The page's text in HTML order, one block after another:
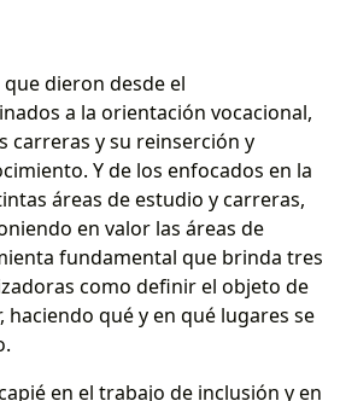
dieron desde el
a la orientación vocacional,
carreras y su reinserción y
Y de los enfocados en la
áreas de estudio y carreras,
en valor las áreas de
fundamental que brinda tres
como definir el objeto de
haciendo qué y en qué lugares se
en el trabajo de inclusión y en